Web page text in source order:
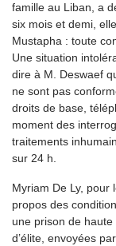
famille au Liban, a
six mois et demi,
Mustapha : toute
Une situation
dire à M. Deswaef
ne sont pas
droits de base,
moment des
traitements
sur 24 h.
Myriam De Ly, pour
propos des
une prison de
d’élite, envoyées